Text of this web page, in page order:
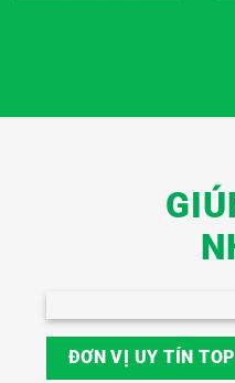
ĐƠN VỊ UY TÍN